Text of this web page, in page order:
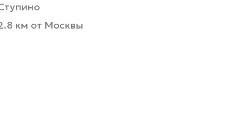
км от Москвы